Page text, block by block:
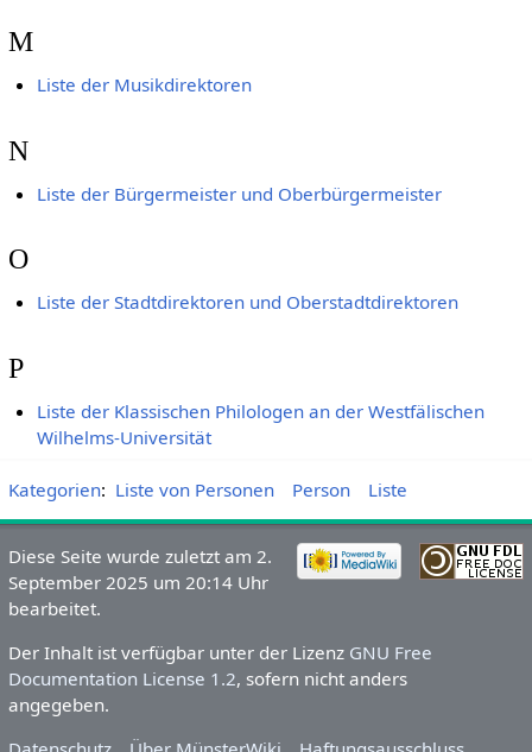
M
Liste der Musikdirektoren
N
Liste der Bürgermeister und Oberbürgermeister
O
Liste der Stadtdirektoren und Oberstadtdirektoren
P
Liste der Klassischen Philologen an der Westfälischen
Wilhelms-Universität
Kategorien: Liste von Personen Person Liste
Diese Seite wurde zuletzt am 2.
September 2025 um 20:14 Uhr
bearbeitet.
Der Inhalt ist verfügbar unter der Lizenz GNU Free
Documentation License 1.2, sofern nicht anders
angegeben.